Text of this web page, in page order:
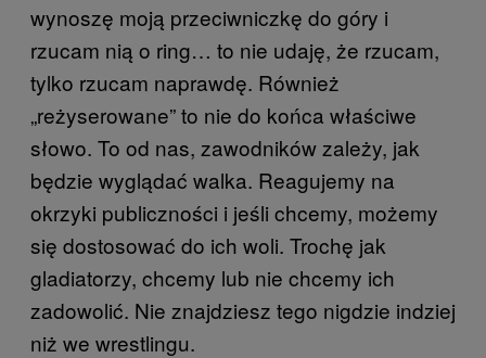
wynoszę moją przeciwniczkę do góry i
rzucam nią o ring… to nie udaję, że rzucam,
tylko rzucam naprawdę. Również
„reżyserowane” to nie do końca właściwe
słowo. To od nas, zawodników zależy, jak
będzie wyglądać walka. Reagujemy na
okrzyki publiczności i jeśli chcemy, możemy
się dostosować do ich woli. Trochę jak
gladiatorzy, chcemy lub nie chcemy ich
zadowolić. Nie znajdziesz tego nigdzie indziej
niż we wrestlingu.